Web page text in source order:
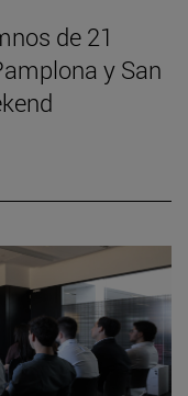
de 21
y San